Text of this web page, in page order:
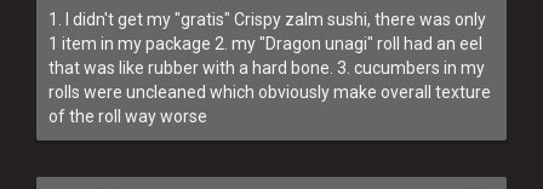
1. I didn't get my "gratis" Crispy zalm sushi, there was only
1 item in my package 2. my "Dragon unagi" roll had an eel
that was like rubber with a hard bone. 3. cucumbers in my
rolls were uncleaned which obviously make overall texture
of the roll way worse